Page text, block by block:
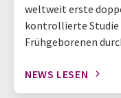
weltweit erste
kontrollierte
Frühgeborenen
NEWS LESEN